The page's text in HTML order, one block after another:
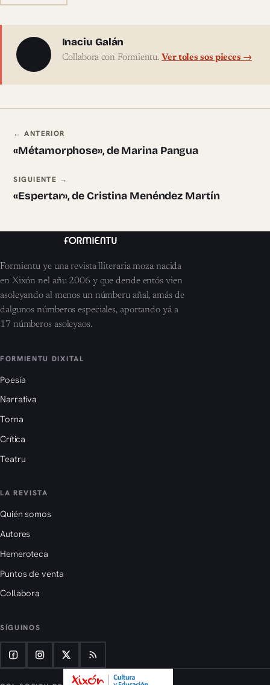
Sobre l'autor
Inaciu Galán
Collabora con Formientu. Ver toles sos pieces →
Navegación ente pieces
← ANTERIOR
«Métamorphose», de Marina Pangua
SIGUIENTE →
«Espertar», de Cristina Menéndez Martín
Formientu ye una revista lliteraria moza nacida
en Xixón nel añu 2006 y que dende entós vien
asoleyando al menos un númberu añal, amás de
dalgunos númberos especiales, aportando yá a
17 númberos asoleyaos.
FORMIENTU DIXITAL
Poesía
Narrativa
Torna
Crítica
Teatru
LA REVISTA
Quién somos
Autores
Hemeroteca
Puntos de venta
Collabora
SÍGUINOS